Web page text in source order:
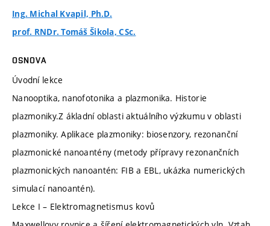
Ing. Michal Kvapil, Ph.D.
prof. RNDr. Tomáš Šikola, CSc.
OSNOVA
Úvodní lekce
Nanooptika, nanofotonika a plazmonika. Historie
plazmoniky.Z ákladní oblasti aktuálního výzkumu v oblasti
plazmoniky. Aplikace plazmoniky: biosenzory, rezonanční
plazmonické nanoantény (metody přípravy rezonančních
plazmonických nanoantén: FIB a EBL, ukázka numerických
simulací nanoantén).
Lekce I – Elektromagnetismus kovů